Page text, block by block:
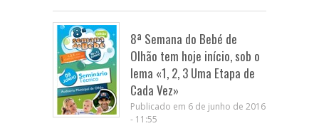
8ª Semana do Bebé de
Olhão tem hoje início, sob o
lema «1, 2, 3 Uma Etapa de
Cada Vez»
Publicado em 6 de junho de 2016
- 11:55